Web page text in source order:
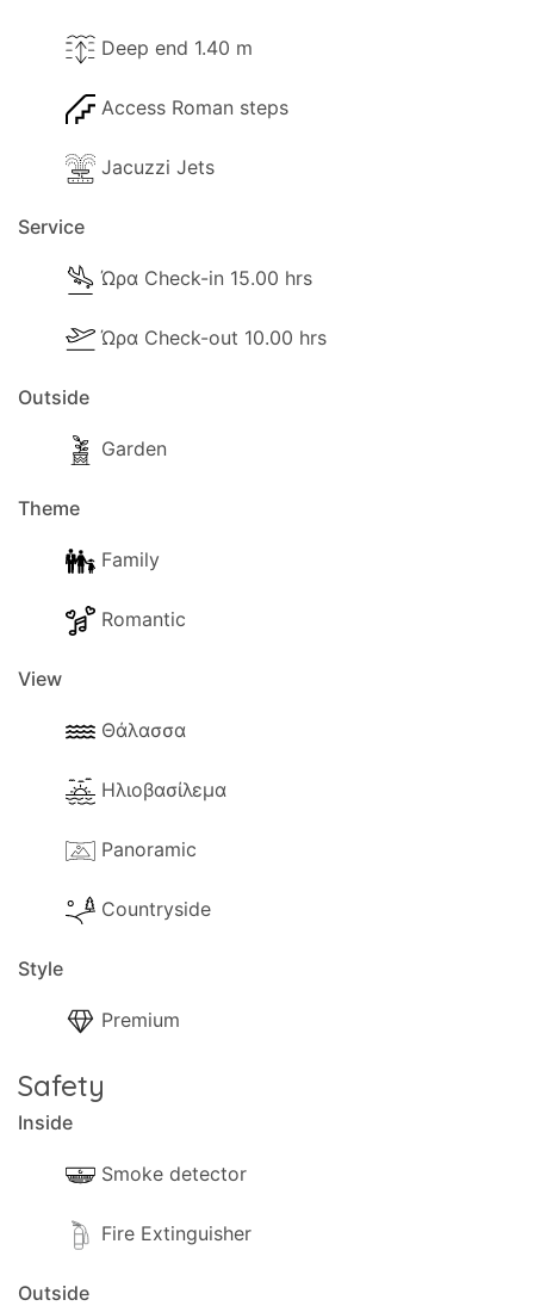
Deep end 1.40 m
Access Roman steps
Jacuzzi Jets
Service
Ώρα Check-in 15.00 hrs
Ώρα Check-out 10.00 hrs
Outside
Garden
Theme
Family
Romantic
View
Θάλασσα
Ηλιοβασίλεμα
Panoramic
Countryside
Style
Premium
Safety
Inside
Smoke detector
Fire Extinguisher
Outside